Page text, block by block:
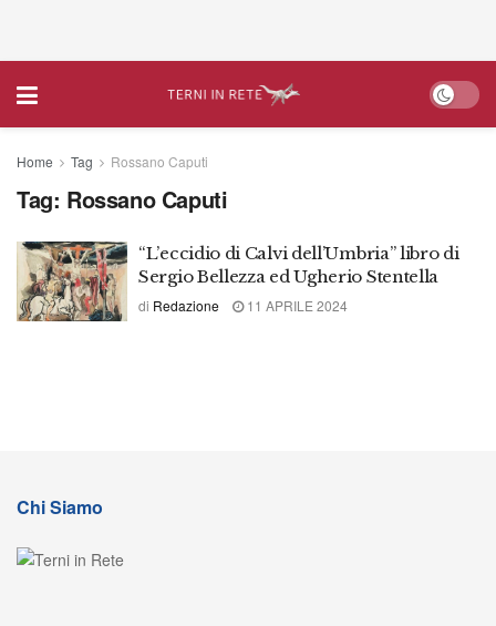
Home Tag Rossano Caputi
Tag: Rossano Caputi
“L’eccidio di Calvi dell’Umbria” libro di
Sergio Bellezza ed Ugherio Stentella
di Redazione 11 APRILE 2024
Chi Siamo